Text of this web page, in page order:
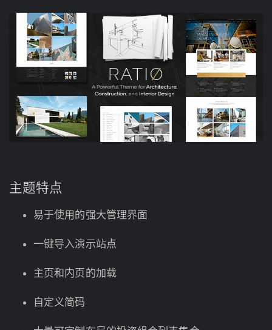
主题特点
易于使用的强大管理界面
一键导入演示站点
主页和内页的加载
自定义简码